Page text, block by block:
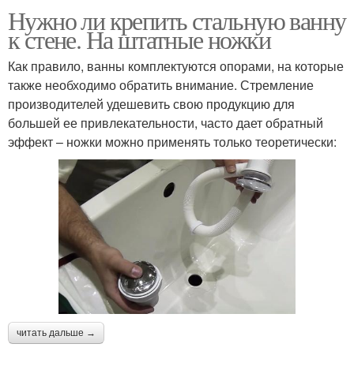
Нужно ли крепить стальную ванну
к стене. На штатные ножки
Как правило, ванны комплектуются опорами, на которые
также необходимо обратить внимание. Стремление
производителей удешевить свою продукцию для
большей ее привлекательности, часто дает обратный
эффект – ножки можно применять только теоретически:
читать дальше →